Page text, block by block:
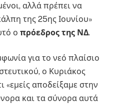
αλλά πρέπει να
της 25ης Ιουνίου»
ο πρόεδρος της ΝΔ.
για το νεό πλαίσιο
ο Κυριάκος
«εμείς αποδείξαμε στην
και τα σύνορα αυτά